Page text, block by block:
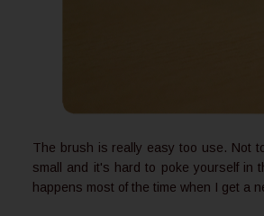
The brush is really easy too use. Not
small and it's hard to poke yourself in
happens most of the time when I get a